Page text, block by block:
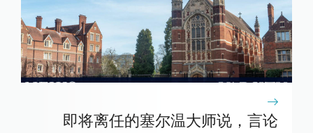
即将离任的塞尔温大师说，言论